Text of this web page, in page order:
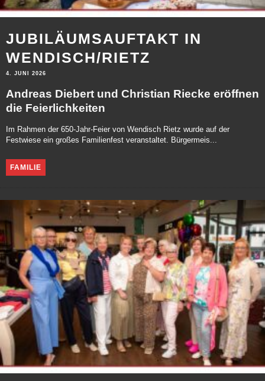
JUBILÄUMSAUFTAKT IN
WENDISCH/RIETZ
4. JUNI 2026
Andreas Diebert und Christian Riecke eröffnen
die Feierlichkeiten
Im Rahmen der 650-Jahr-Feier von Wendisch Rietz wurde auf der
Festwiese ein großes Familienfest veranstaltet. Bürgermeis...
FAMILIE